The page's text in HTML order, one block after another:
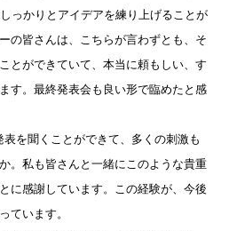
っかりとアイデアを練り上げることが
の皆さんは、こちらが言わずとも、そ
とができていて、本当に頼もしい、す
す。最終発表会も良い形で臨めたと感
を聞くことができて、多くの刺激も
。私も皆さんと一緒にこのような貴重
に感謝しています。この経験が、今後
ています。